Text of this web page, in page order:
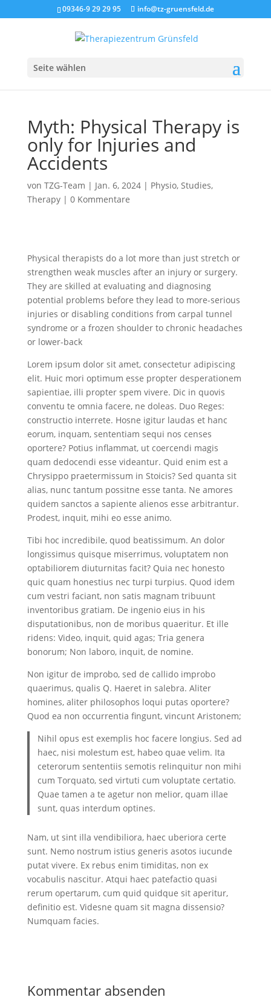
09346-9 29 29 95 info@tz-gruensfeld.de
Seite wählen
Myth: Physical Therapy is
only for Injuries and
Accidents
von TZG-Team | Jan. 6, 2024| Physio, Studies,
Therapy| 0 Kommentare
Physical therapists do a lot more than just stretch or
strengthen weak muscles after an injury or surgery.
They are skilled at evaluating and diagnosing
potential problems before they lead to more-serious
injuries or disabling conditions from carpal tunnel
syndrome or a frozen shoulder to chronic headaches
or lower-back
Lorem ipsum dolor sit amet, consectetur adipiscing
elit. Huic mori optimum esse propter desperationem
sapientiae, illi propter spem vivere. Dic in quovis
conventu te omnia facere, ne doleas. Duo Reges:
constructio interrete. Hosne igitur laudas et hanc
eorum, inquam, sententiam sequi nos censes
oportere? Potius inflammat, ut coercendi magis
quam dedocendi esse videantur. Quid enim est a
Chrysippo praetermissum in Stoicis? Sed quanta sit
alias, nunc tantum possitne esse tanta. Ne amores
quidem sanctos a sapiente alienos esse arbitrantur.
Prodest, inquit, mihi eo esse animo.
Tibi hoc incredibile, quod beatissimum. An dolor
longissimus quisque miserrimus, voluptatem non
optabiliorem diuturnitas facit? Quia nec honesto
quic quam honestius nec turpi turpius. Quod idem
cum vestri faciant, non satis magnam tribuunt
inventoribus gratiam. De ingenio eius in his
disputationibus, non de moribus quaeritur. Et ille
ridens: Video, inquit, quid agas; Tria genera
bonorum; Non laboro, inquit, de nomine.
Non igitur de improbo, sed de callido improbo
quaerimus, qualis Q. Haeret in salebra. Aliter
homines, aliter philosophos loqui putas oportere?
Quod ea non occurrentia fingunt, vincunt Aristonem;
Nihil opus est exemplis hoc facere longius. Sed ad
haec, nisi molestum est, habeo quae velim. Ita
ceterorum sententiis semotis relinquitur non mihi
cum Torquato, sed virtuti cum voluptate certatio.
Quae tamen a te agetur non melior, quam illae
sunt, quas interdum optines.
Nam, ut sint illa vendibiliora, haec uberiora certe
sunt. Nemo nostrum istius generis asotos iucunde
putat vivere. Ex rebus enim timiditas, non ex
vocabulis nascitur. Atqui haec patefactio quasi
rerum opertarum, cum quid quidque sit aperitur,
definitio est. Videsne quam sit magna dissensio?
Numquam facies.
Kommentar absenden